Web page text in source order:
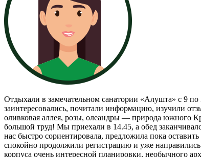
Отдыхали в замечательном санатории «Алушта» с 9
заинтересовались, почитали информацию, изучили
оливковая аллея, розы, олеандры — природа южного
большой труд! Мы приехали в 14.45, а обед
нас быстро сориентировала, предложила пока
спокойно продолжили регистрацию и уже
корпуса очень интересной планировки, необычного